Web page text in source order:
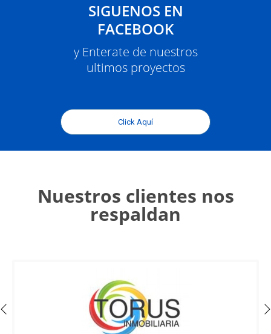
SIGUENOS EN
FACEBOOK
y Enterate de nuestros
ultimos proyectos
Click Aquí
Nuestros clientes nos
respaldan